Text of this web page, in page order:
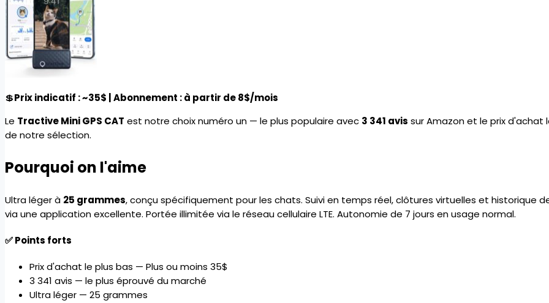
💲Prix indicatif : ~35$ | Abonnement : à partir de 8$/mois
Le Tractive Mini GPS CAT est notre choix numéro un — le plus populaire avec 3 341 avis sur Amazon et le prix d'achat
de notre sélection.
Pourquoi on l'aime
Ultra léger à 25 grammes, conçu spécifiquement pour les chats. Suivi en temps réel, clôtures virtuelles et historique
via une application excellente. Portée illimitée via le réseau cellulaire LTE. Autonomie de 7 jours en usage normal.
✅ Points forts
Prix d'achat le plus bas — Plus ou moins 35$
3 341 avis — le plus éprouvé du marché
Ultra léger — 25 grammes